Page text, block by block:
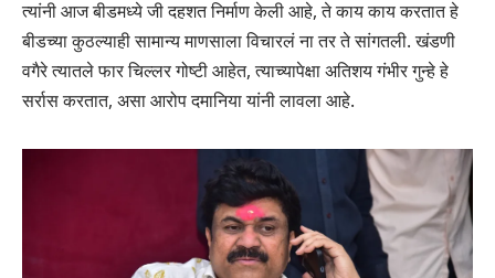
त्यांनी आज बीडमध्ये जी दहशत निर्माण केली आहे, ते काय काय करतात हे
बीडच्या कुठल्याही सामान्य माणसाला विचारलं ना तर ते सांगतली. खंडणी
वगैरे त्यातले फार चिल्लर गोष्टी आहेत, त्याच्यापेक्षा अतिशय गंभीर गुन्हे हे
सर्रास करतात, असा आरोप दमानिया यांनी लावला आहे.